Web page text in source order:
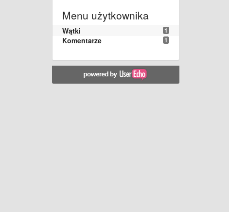
Menu użytkownika
1
Wątki
1
Komentarze